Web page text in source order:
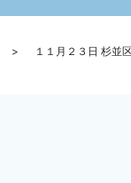
１１月２３日 杉並